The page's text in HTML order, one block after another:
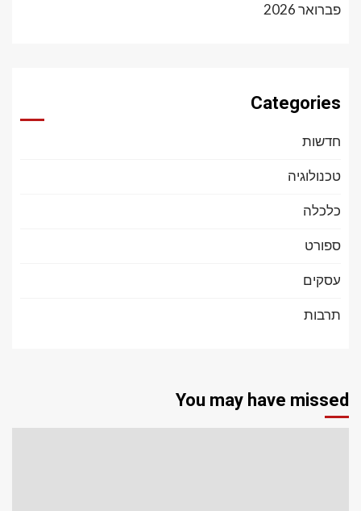
פברואר 2026
Categories
חדשות
טכנולוגיה
כלכלה
ספורט
עסקים
תרבות
You may have missed